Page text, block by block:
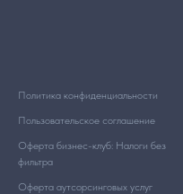
Политика конфиденциальности
Пользовательское соглашение
Оферта бизнес-клуб: Налоги без
фильтра
Оферта аутсорсинговых услуг